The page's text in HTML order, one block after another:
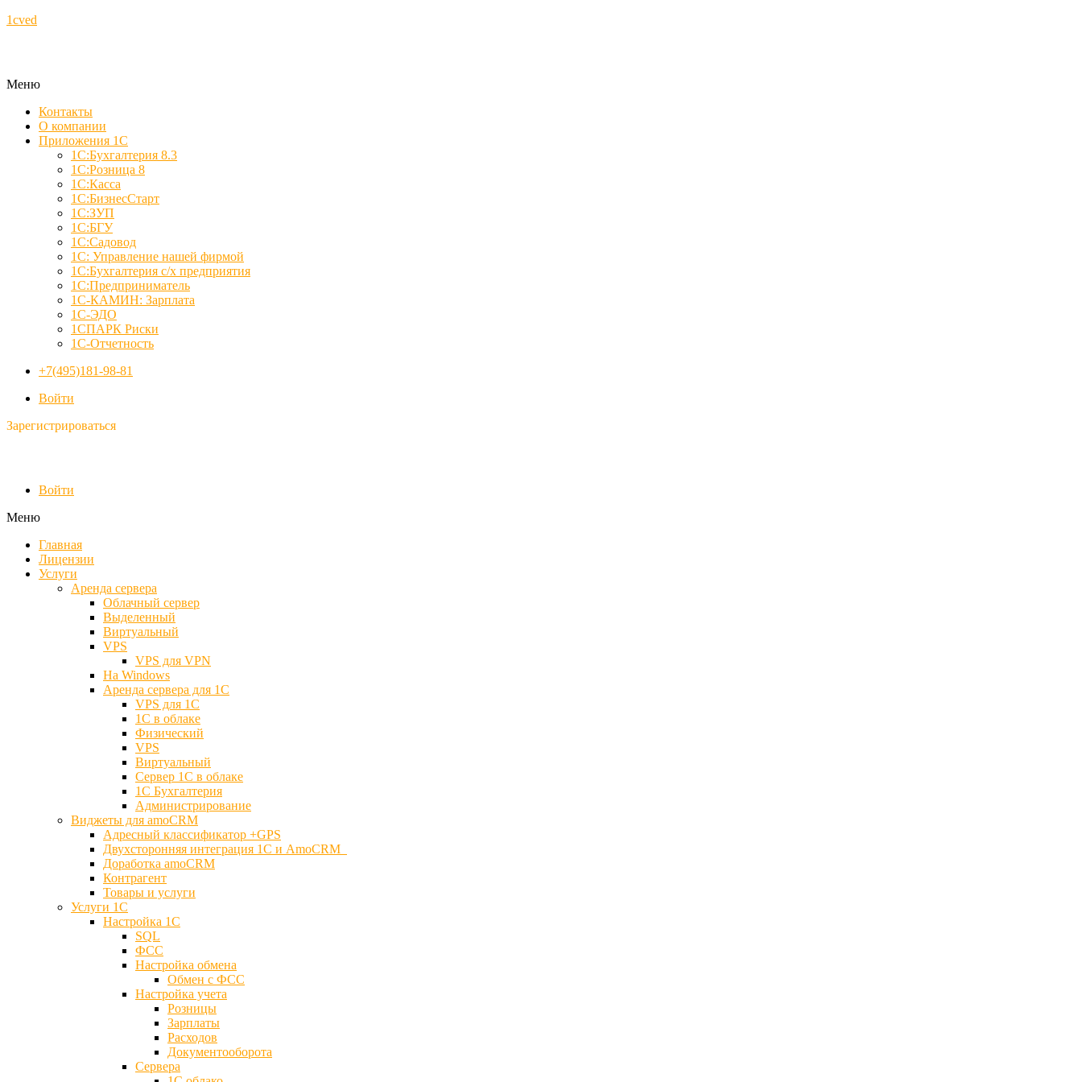
1cved
Меню
Контакты
О компании
Приложения 1С
1С:Бухгалтерия 8.3
1С:Розница 8
1С:Касса
1С:БизнесСтарт
1С:ЗУП
1С:БГУ
1С:Садовод
1С: Управление нашей фирмой
1С:Бухгалтерия с/х предприятия
1С:Предприниматель
1С-КАМИН: Зарплата
1С-ЭДО
1СПАРК Риски
1С-Отчетность
+7(495)181-98-81
Войти
Зарегистрироваться
Войти
Меню
Главная
Лицензии
Услуги
Аренда сервера
Облачный сервер
Выделенный
Виртуальный
VPS
VPS для VPN
На Windows
Аренда сервера для 1С
VPS для 1С
1С в облаке
Физический
VPS
Виртуальный
Сервер 1С в облаке
1С Бухгалтерия
Администрирование
Виджеты для amoCRM
Адресный классификатор +GPS
Двухсторонняя интеграция 1С и AmoCRM
Доработка amoCRM
Контрагент
Товары и услуги
Услуги 1С
Настройка 1С
SQL
ФСС
Настройка обмена
Обмен с ФСС
Настройка учета
Розницы
Зарплаты
Расходов
Документооборота
Сервера